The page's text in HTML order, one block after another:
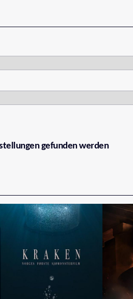
gefunden werden